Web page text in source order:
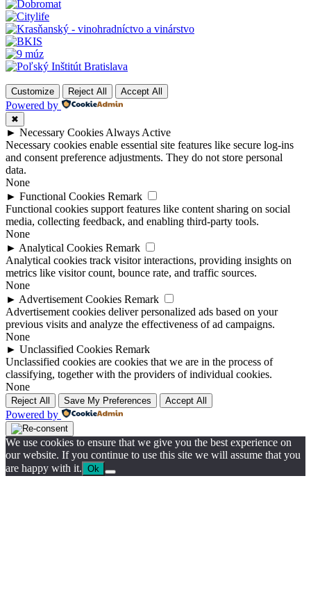
Customize Reject All Accept All
Powered by
✖
► Necessary Cookies Always Active
Necessary cookies enable essential site features like secure log-ins
and consent preference adjustments. They do not store personal
data.
None
► Functional Cookies Remark
Functional cookies support features like content sharing on social
media, collecting feedback, and enabling third-party tools.
None
► Analytical Cookies Remark
Analytical cookies track visitor interactions, providing insights on
metrics like visitor count, bounce rate, and traffic sources.
None
► Advertisement Cookies Remark
Advertisement cookies deliver personalized ads based on your
previous visits and analyze the effectiveness of ad campaigns.
None
► Unclassified Cookies Remark
Unclassified cookies are cookies that we are in the process of
classifying, together with the providers of individual cookies.
None
Reject All Save My Preferences Accept All
Powered by
We use cookies to ensure that we give you the best experience on
our website. If you continue to use this site we will assume that you
are happy with it. Ok